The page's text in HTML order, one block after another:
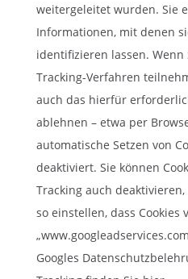
weitergeleitet wurden. Sie
Informationen, mit denen
identifizieren lassen. Wenn
Tracking-Verfahren
auch das hierfür
ablehnen – etwa per
automatische Setzen von
deaktiviert. Sie können
Tracking auch
so einstellen, dass Cookies
Googles